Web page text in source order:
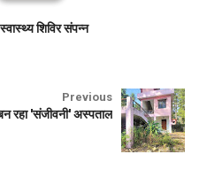
शिविर संपन्न
Previous
रहा 'संजीवनी' अस्पताल